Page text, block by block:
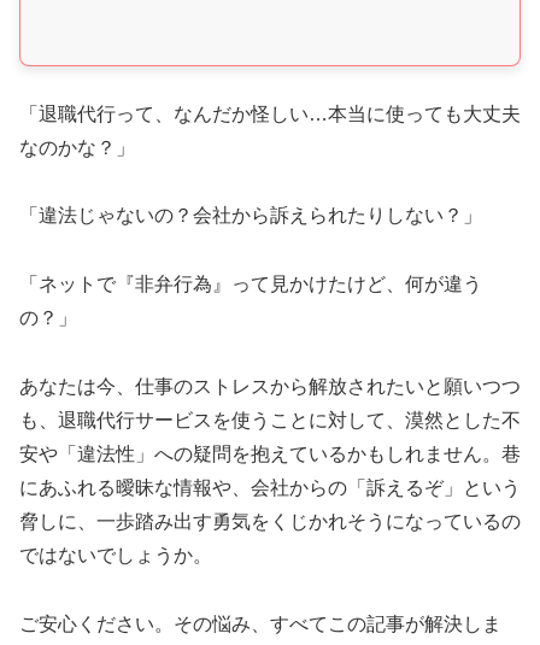
「退職代行って、なんだか怪しい…本当に使っても大丈夫
なのかな？」
「違法じゃないの？会社から訴えられたりしない？」
「ネットで『非弁行為』って見かけたけど、何が違う
の？」
あなたは今、仕事のストレスから解放されたいと願いつつ
も、退職代行サービスを使うことに対して、漠然とした不
安や「違法性」への疑問を抱えているかもしれません。巷
にあふれる曖昧な情報や、会社からの「訴えるぞ」という
脅しに、一歩踏み出す勇気をくじかれそうになっているの
ではないでしょうか。
ご安心ください。その悩み、すべてこの記事が解決しま